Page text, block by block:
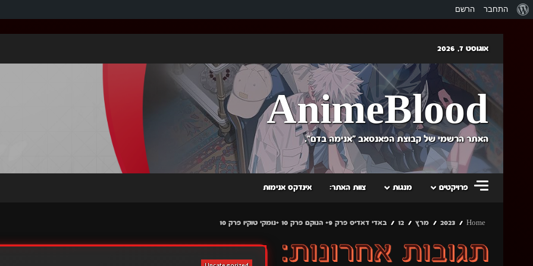
אודות
התחבר הרשם
content
אוגוסט 7, 2026
AnimeBlood
האתר הרשמי של קבוצת הפאנסאב "אנימה בדם".
פרויקטים מנגות צוות האתר: אינדקס אנימות
Home
2023 מרץ 12 באדי דאדיס פרק 9+ הנוקם פרק 10 +נומקי טוקיו פרק 10